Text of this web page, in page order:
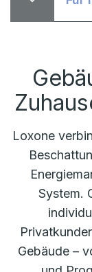
Loxone
System.
Gebäude –